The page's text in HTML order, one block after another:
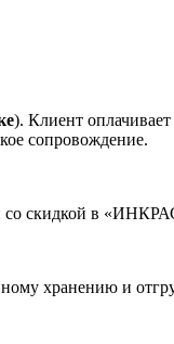
). Клиент
сопровождение.
со скидкой в
хранению и